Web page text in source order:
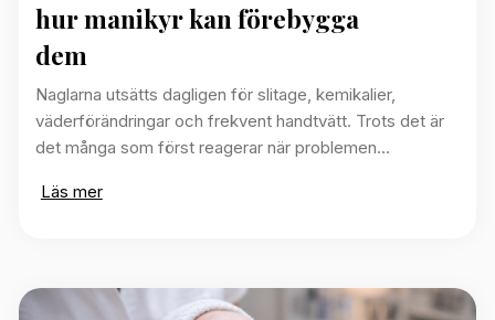
hur manikyr kan förebygga
dem
Naglarna utsätts dagligen för slitage, kemikalier,
väderförändringar och frekvent handtvätt. Trots det är
det många som först reagerar när problemen…
Läs mer